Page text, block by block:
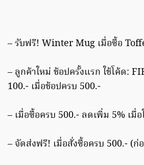
– รับฟรี! Winter Mug เมื่อซื้อ
– ลูกค้าใหม่ ช้อปครั้งแรก ใช้โค้ด:
100.- เมื่อช้อปครบ 500.-
– เมื่อซื้อครบ 500.- ลดเพิ่ม 5% เมื่อ
– จัดส่งฟรี! เมื่อสั่งซื้อครบ 500.- (ก่